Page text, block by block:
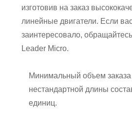
изготовив на заказ
линейные двигатели. Если
заинтересовало,
Leader Micro.
Минимальный объем
нестандартной длины
единиц.